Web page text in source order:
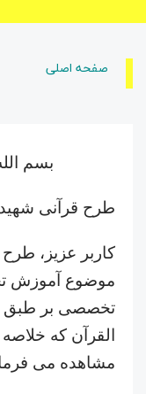
صفحه اصلی
بسم
طرح قرآنی
کاربر عزیز،
موضوع آموزش
تخصصی بر طبق
القرآن که
مشاهده می